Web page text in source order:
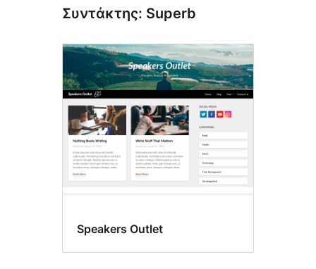
Συντάκτης: Superb
Speakers Outlet